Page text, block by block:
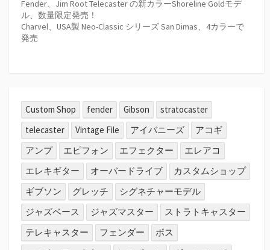
Fender、Jim Root Telecaster の新カラーShoreline Goldモデ
ル、数量限定発売！
Charvel、USA製 Neo-Classic シリーズ San Dimas、4カラーで
発売
Custom Shop fender Gibson
stratocaster
telecaster
Vintage File アイバニーズ
アコギ
アンプ
エピフォン エフェクター
エレアコ
エレキギター
オーバードライブ
カスタムショップ
ギブソン
グレッチ
シグネチャーモデル
ジャズベース
ジャズマスター
ストラトキャスター
テレキャスター
フェンダー
ボス